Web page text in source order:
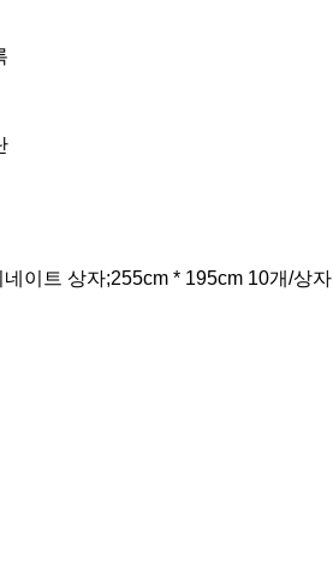
이트 상자;255cm * 195cm 10개/상자